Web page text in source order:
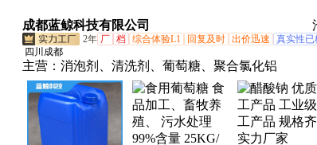
成都蓝鲸科技有限公司
2年 厂 档 综合体验L1 回复及时 出价迅速
真实性已
四川成都
主营： 消泡剂、清洗剂、葡萄糖、聚合氯化铝